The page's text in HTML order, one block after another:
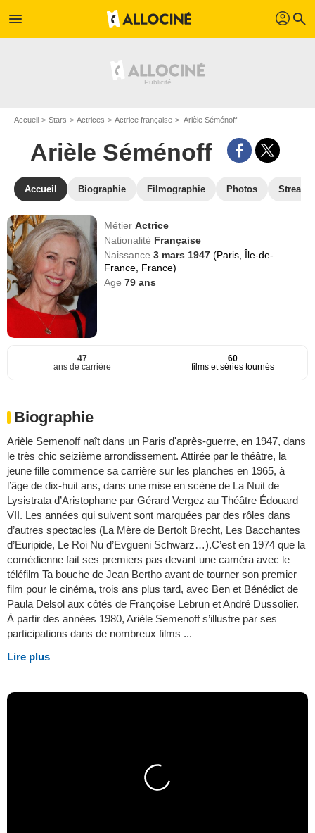
menu profil search
Accueil Stars Actrices Actrice française Arièle Séménoff
Arièle Séménoff
Accueil Biographie Filmographie Photos
MétierActrice
Nationalité Française
Naissance3 mars 1947(Paris, Île-de-
France, France)
Age79 ans
47
ans de carrière
60
films et séries tournés
Biographie
Arièle Semenoff naît dans un Paris d'après-guerre, en 1947, dans
le très chic seizième arrondissement. Attirée par le théâtre, la
jeune fille commence sa carrière sur les planches en 1965, à
l’âge de dix-huit ans, dans une mise en scène de La Nuit de
Lysistrata d’Aristophane par Gérard Vergez au Théâtre Édouard
VII. Les années qui suivent sont marquées par des rôles dans
d’autres spectacles (La Mère de Bertolt Brecht, Les Bacchantes
d’Euripide, Le Roi Nu d’Evgueni Schwarz…).C’est en 1974 que la
comédienne fait ses premiers pas devant une caméra avec le
téléfilm Ta bouche de Jean Bertho avant de tourner son premier
film pour le cinéma, trois ans plus tard, avec Ben et Bénédict de
Paula Delsol aux côtés de Françoise Lebrun et André Dussolier.
À partir des années 1980, Arièle Semenoff s’illustre par ses
participations dans de nombreux films ...
Lire plus